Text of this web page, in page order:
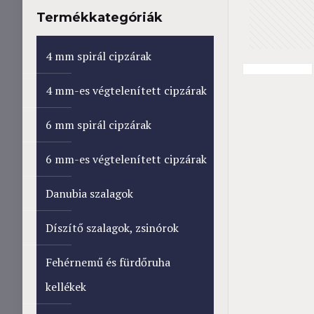
Termékkategóriák
4 mm spirál cipzárak
4 mm-es végtelenített cipzárak
6 mm spirál cipzárak
6 mm-es végtelenített cipzárak
Danubia szalagok
Díszítő szalagok, zsinórok
Fehérnemű és fürdőruha
kellékek